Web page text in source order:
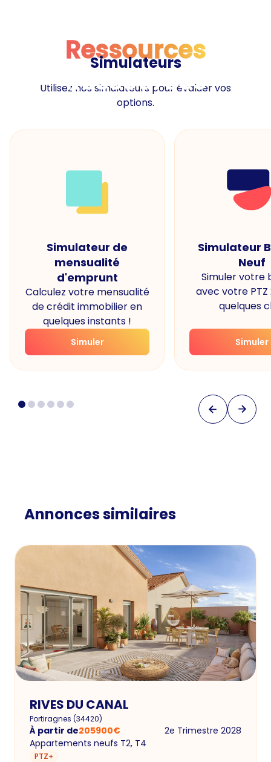
Ressources
Ressources
Simulateurs
Utilisez nos simulateurs pour évaluer vos
options.
Simulateur de
mensualité
d'emprunt
Calculez votre mensualité
de crédit immobilier en
quelques instants !
Simuler
Simulateur
Neuf
Simuler votre
avec votre PTZ
quelques
Simuler
Annonces similaires
RIVES DU CANAL
Portiragnes (34420)
À partir de205900€
2e Trimestre 2028
Appartements neufs T2, T4
PTZ+